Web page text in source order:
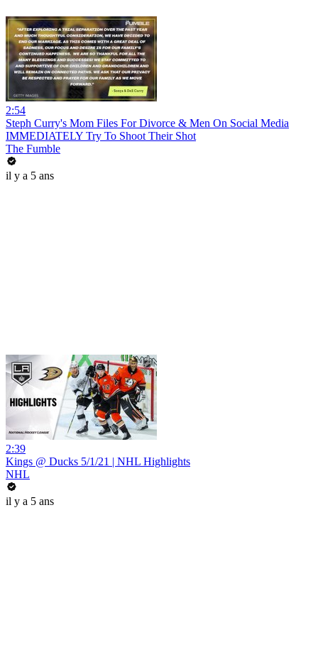
2:54
Steph Curry's Mom Files For Divorce & Men On Social Media
IMMEDIATELY Try To Shoot Their Shot
The Fumble
il y a 5 ans
2:39
Kings @ Ducks 5/1/21 | NHL Highlights
NHL
il y a 5 ans